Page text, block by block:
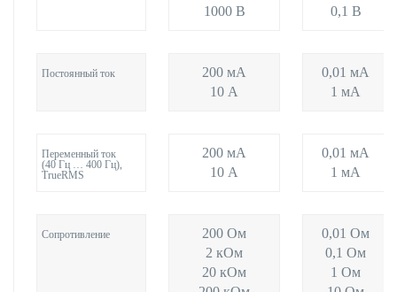
1000 В
0,1 В
Постоянный ток
200 мА
10 А
0,01 мА
1 мА
Переменный ток
(40 Гц … 400 Гц),
TrueRMS
200 мА
10 А
0,01 мА
1 мА
Сопротивление
200 Ом
2 кОм
20 кОм
0,01 Ом
0,1 Ом
1 Ом